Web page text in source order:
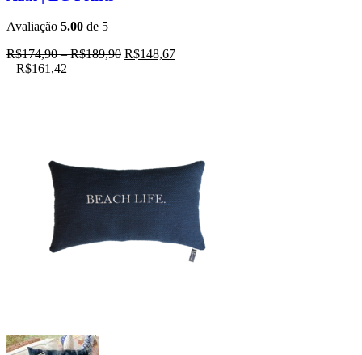
Avaliação 5.00 de 5
R$174,90–R$189,90 R$148,67
– R$161,42